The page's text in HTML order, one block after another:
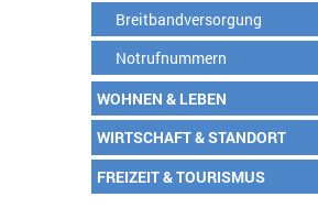
Breitbandversorgung
Notrufnummern
WOHNEN & LEBEN
WIRTSCHAFT & STANDORT
FREIZEIT & TOURISMUS